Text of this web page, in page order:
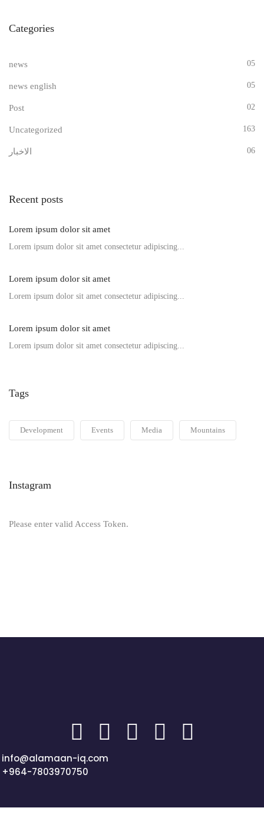
Categories
news 05
news english 05
Post 02
Uncategorized 163
الاخبار 06
Recent posts
Lorem ipsum dolor sit amet
Lorem ipsum dolor sit amet consectetur adipiscing...
Lorem ipsum dolor sit amet
Lorem ipsum dolor sit amet consectetur adipiscing...
Lorem ipsum dolor sit amet
Lorem ipsum dolor sit amet consectetur adipiscing...
Tags
Development Events Media Mountains
Instagram
Please enter valid Access Token.
info@alamaan-iq.com
+964-7803970750